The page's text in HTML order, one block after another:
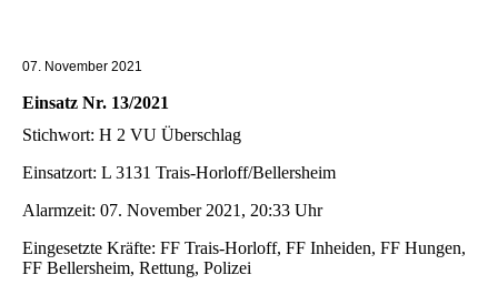
07. November 2021
Einsatz Nr. 13/2021
Stichwort: H 2 VU Überschlag
Einsatzort: L 3131 Trais-Horloff/Bellersheim
Alarmzeit: 07. November 2021, 20:33 Uhr
Eingesetzte Kräfte: FF Trais-Horloff, FF Inheiden, FF Hungen,
FF Bellersheim, Rettung, Polizei